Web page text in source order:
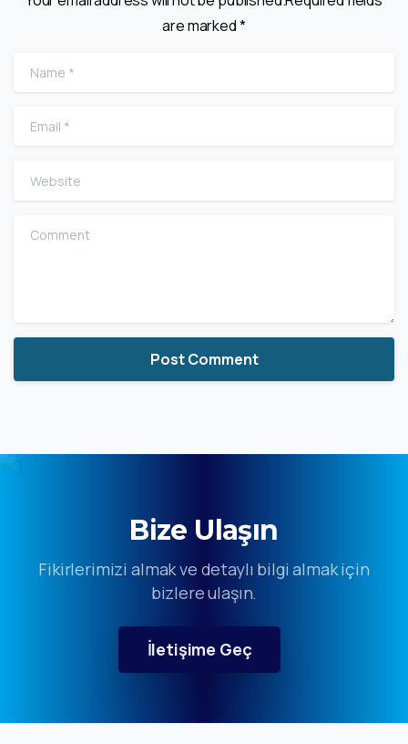
are marked *
Name
Email
Website
Comment
Bize Ulaşın
Fikirlerimizi almak ve detaylı bilgi almak için
bizlere ulaşın.
İletişime Geç